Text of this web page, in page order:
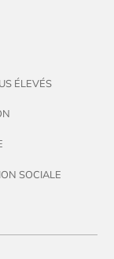
ÉLEVÉS
SOCIALE